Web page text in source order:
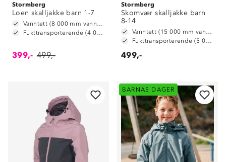
Stormberg
Loen skalljakke barn 1-7
Vanntett (8 000 mm vannsøyle)
Fukttransporterende (4 000 g/ m2/ 24t)
399,- 499,-
Stormberg
Skomvær skalljakke barn
8-14
Vanntett (15 000 mm vannsøyle)
Fukttransporterende (5 000 g/ m2/ 24t)
499,-
BARNAS DAGER